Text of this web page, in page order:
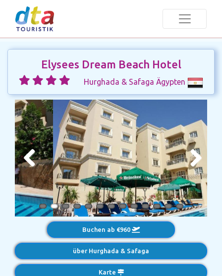
Elysees Dream Beach Hotel
Hurghada & Safaga Ägypten
Previous Next
Buchen ab €960
über Hurghada & Safaga
Karte